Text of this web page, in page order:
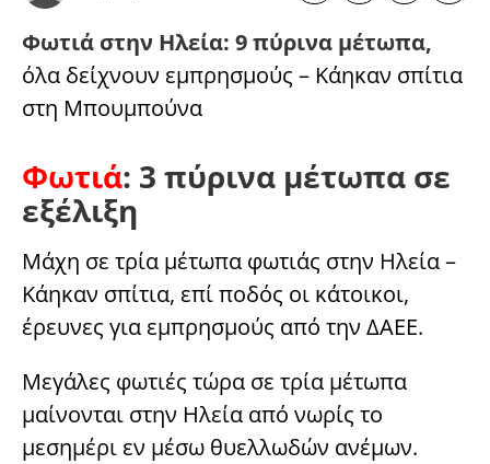
Φωτιά στην Ηλεία: 9 πύρινα μέτωπα,
όλα δείχνουν εμπρησμούς – Κάηκαν σπίτια
στη Μπουμπούνα
Φωτιά: 3 πύρινα μέτωπα σε
εξέλιξη
Μάχη σε τρία μέτωπα φωτιάς στην Ηλεία –
Κάηκαν σπίτια, επί ποδός οι κάτοικοι,
έρευνες για εμπρησμούς από την ΔΑΕΕ.
Μεγάλες φωτιές τώρα σε τρία μέτωπα
μαίνονται στην Ηλεία από νωρίς το
μεσημέρι εν μέσω θυελλωδών ανέμων.